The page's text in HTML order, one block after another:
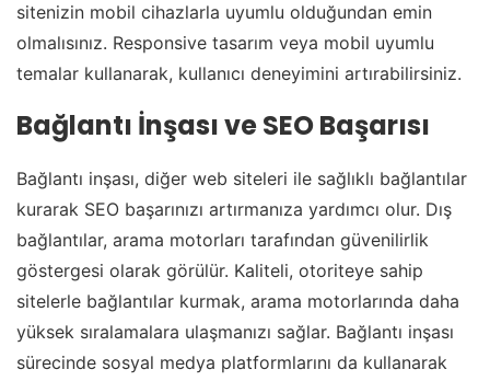
sitenizin mobil cihazlarla uyumlu olduğundan emin
olmalısınız. Responsive tasarım veya mobil uyumlu
temalar kullanarak, kullanıcı deneyimini artırabilirsiniz.
Bağlantı İnşası ve SEO Başarısı
Bağlantı inşası, diğer web siteleri ile sağlıklı bağlantılar
kurarak SEO başarınızı artırmanıza yardımcı olur. Dış
bağlantılar, arama motorları tarafından güvenilirlik
göstergesi olarak görülür. Kaliteli, otoriteye sahip
sitelerle bağlantılar kurmak, arama motorlarında daha
yüksek sıralamalara ulaşmanızı sağlar. Bağlantı inşası
sürecinde sosyal medya platformlarını da kullanarak